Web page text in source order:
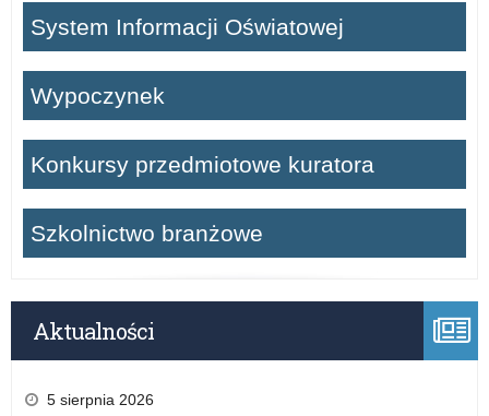
System Informacji Oświatowej
Wypoczynek
Konkursy przedmiotowe kuratora
Szkolnictwo branżowe
Aktualności
5 sierpnia 2026